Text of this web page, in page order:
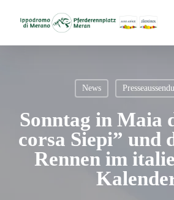
News
Sonntag in Maia
corsa Siepi” und
Rennen im